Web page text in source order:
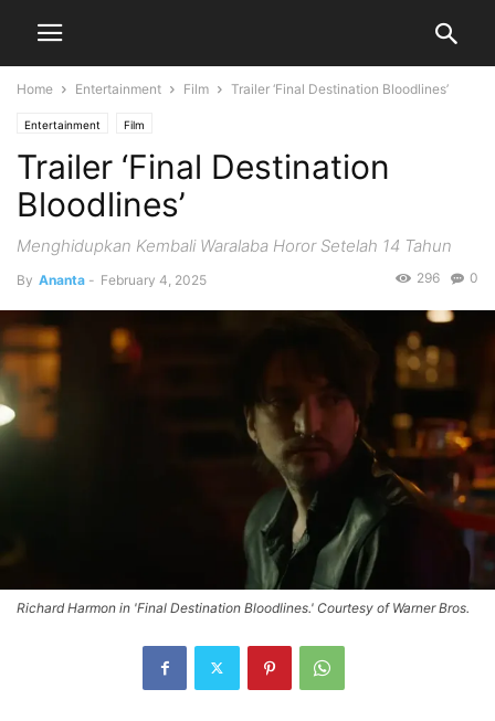
Home Entertainment Film Trailer ‘Final Destination Bloodlines’
Entertainment Film
Trailer ‘Final Destination
Bloodlines’
Menghidupkan Kembali Waralaba Horor Setelah 14 Tahun
By Ananta - February 4, 2025 0
296
Richard Harmon in 'Final Destination Bloodlines.' Courtesy of Warner Bros.